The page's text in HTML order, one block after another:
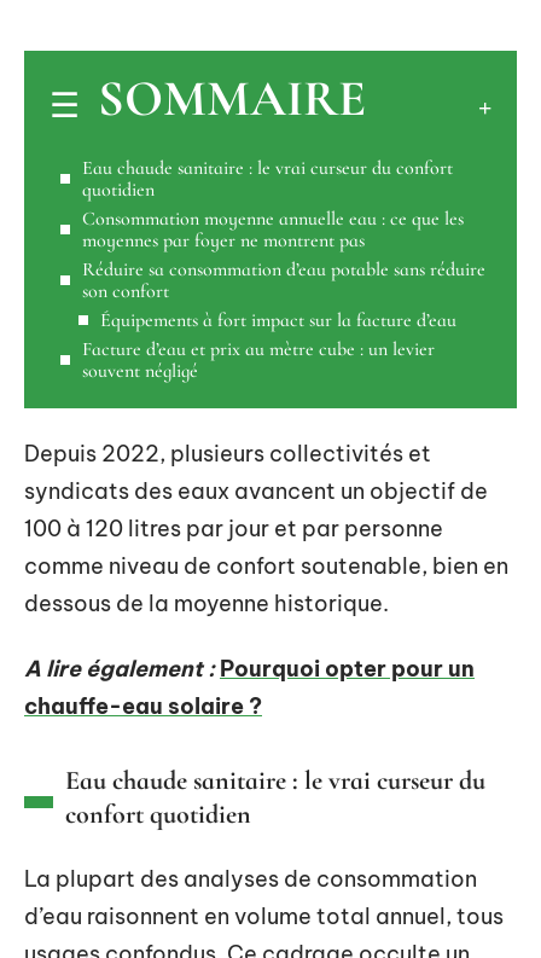
SOMMAIRE
Eau chaude sanitaire : le vrai curseur du confort
quotidien
Consommation moyenne annuelle eau : ce que les
moyennes par foyer ne montrent pas
Réduire sa consommation d’eau potable sans réduire
son confort
Équipements à fort impact sur la facture d’eau
Facture d’eau et prix au mètre cube : un levier
souvent négligé
Depuis 2022, plusieurs collectivités et
syndicats des eaux avancent un objectif de
100 à 120 litres par jour et par personne
comme niveau de confort soutenable, bien en
dessous de la moyenne historique.
A lire également : Pourquoi opter pour un
chauffe-eau solaire ?
Eau chaude sanitaire : le vrai curseur du
confort quotidien
La plupart des analyses de consommation
d’eau raisonnent en volume total annuel, tous